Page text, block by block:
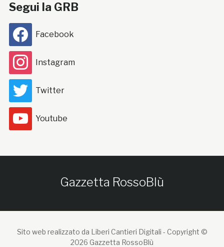
Segui la GRB
Facebook
Instagram
Twitter
Youtube
Gazzetta RossoBlù
Sito web realizzato da Liberi Cantieri Digitali - Copyright ©
2026 Gazzetta RossoBlù